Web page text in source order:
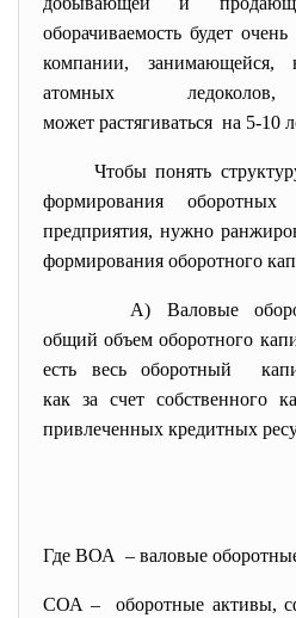
оборачиваемость будет
компании, занимающейся,
атомных
может растягиваться на 5-10
Чтобы понять
формирования
предприятия, нужно
формирования оборотного
А) Валовые
общий объем оборотного
есть весь оборотный
как за счет собственного
привлеченных кредитных
Где ВОА – валовые
СОА – оборотные активы,